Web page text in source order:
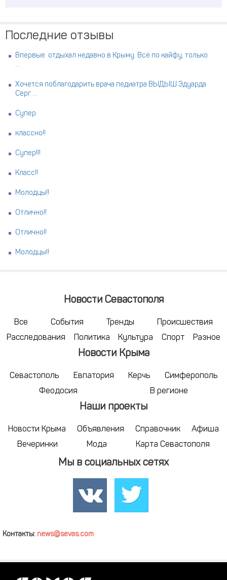
Последние отзывы
Впервые отдыхал недавно в Крыму. Всё по кайфу, только
...
Хочется поблагодарить врача педиатра ВЫДЫШ Эдуарда
Серг ...
Супер
классно!!
Супер!!!
Класс!!
Молодцы!!
Отлично!!
Отлично!!
Молодцы!!
Новости Севастополя
Все События Тренды
Происшествия
Расследования
Политика Культура Спорт Разное
Новости Крыма
Севастополь Евпатория Керчь
Симферополь
Феодосия
В регионе
Наши проекты
Новости Крыма Объявления Справочник
Афиша
Вечеринки
Мода Карта Севастополя
Мы в социальных сетях
Контакты: news@sevas.com